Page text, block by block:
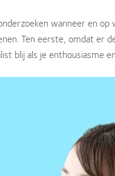
wanneer en
Ten eerste, omdat er
blij als je